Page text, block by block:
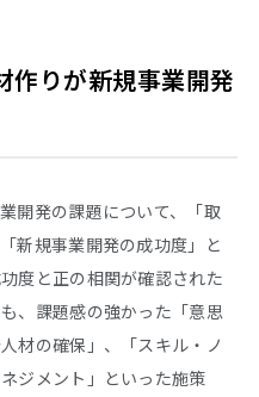
作りが新規事業開発
開発の課題について、「取
新規事業開発の成功度」と
度と正の相関が確認された
、課題感の強かった「意思
材の確保」、「スキル・ノ
ジメント」といった施策